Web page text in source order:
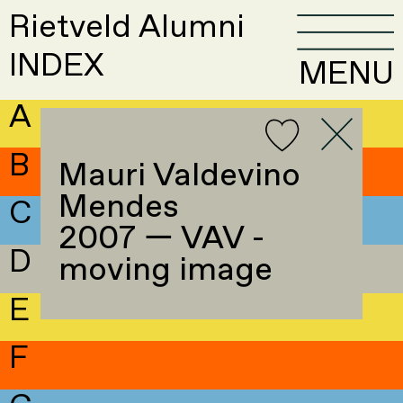
Rietveld Alumni
INDEX
MENU
A
B
C
D
E
F
Mauri Valdevino
Mendes
2007 — VAV -
moving image